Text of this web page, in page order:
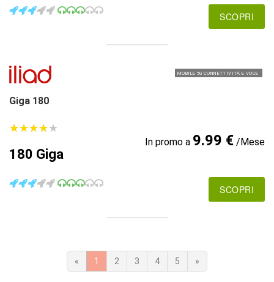
SCOPRI
MOBILE 5G CONNETTIVITÀ E VOCE
Giga 180
★★★★★
★★★★★
180 Giga
In promo a 9.99 €/Mese
SCOPRI
« 1 2 3 4 5 »